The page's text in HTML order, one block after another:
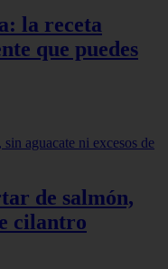
la receta
que puedes
de salmón,
cilantro